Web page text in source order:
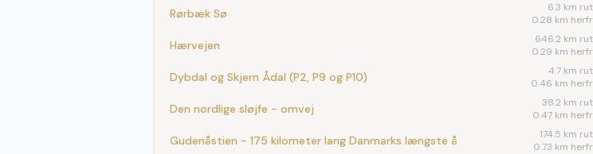
Rørbæk Sø 6.3 km
0.28 km
Hærvejen 646.2 km
0.29 km
Dybdal og Skjern Ådal (P2, P9 og P10) 4.7 km
0.46 km
Den nordlige sløjfe - omvej 38.2 km
0.47 km
Gudenåstien - 175 kilometer lang Danmarks længste å 174.5 km
0.73 km